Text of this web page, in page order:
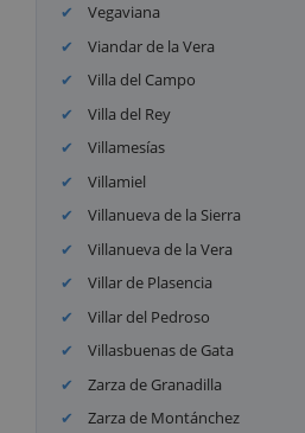
Vegaviana
Viandar de la Vera
Villa del Campo
Villa del Rey
Villamesías
Villamiel
Villanueva de la Sierra
Villanueva de la Vera
Villar de Plasencia
Villar del Pedroso
Villasbuenas de Gata
Zarza de Granadilla
Zarza de Montánchez